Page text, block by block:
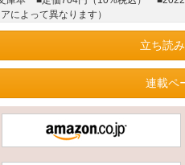
アによって異なります）
立ち読
連載ペ